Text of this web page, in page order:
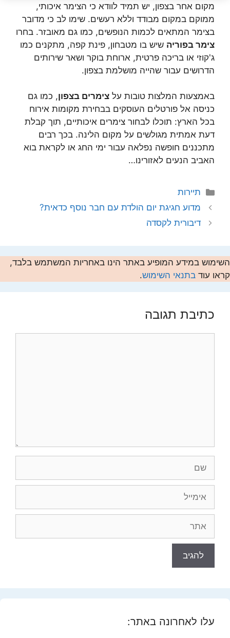
מקום אחר בצפון, יש תמיד לוודא כי הצימר איכותי,
ממוקם במקום מבודד וללא רעשים. שימו לב כי מדובר
בצימר המתאים לכמות הנופשים, כמו גם מאובזר. בחרו
צימר בפוריה שיש בו מטבחון, פינת קפה, מתקנים כמו
ג'קוזי או בריכה פרטית, ארוחת בוקר ושאר שירותים
הדרושים עבור שהייה מושלמת בצפון.
באמצעות המלצות טובות על צימרים בצפון, כמו גם
כניסה אל פורטלים העוסקים בבחירת מקומות אירוח
בכל הארץ: תוכלו לבחור צימרים איכותיים, תוך קבלת
דעת אמתית מגולשים על מקום הלינה. בכך רבים
מתכננים חופשה נפלאה עבור ימי החג או לקראת בוא
האביב הנעים לאזורינו…
קטגוריות
תיירות
מדוע חגיגת יום הולדת עם חבר נוסף כדאית?
דיבורית לקסדה
השימוש במידע המופיע באתר הינו באחריות המשתמש בלבד,
קראו עוד בתנאי השימוש.
כתיבת תגובה
עלו לאחרונה באתר: